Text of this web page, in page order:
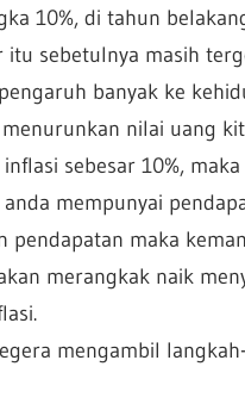
10%, di tahun
sebetulnya masih
banyak ke
nilai uang
sebesar 10%, maka
mempunyai
maka
merangkak naik
mengambil